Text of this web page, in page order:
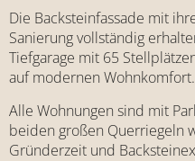
Die Backsteinfassade mit
Sanierung vollständig
Tiefgarage mit 65
auf modernen Wohnkomfort.
Alle Wohnungen sind mit
beiden großen Querriegeln
Gründerzeit und